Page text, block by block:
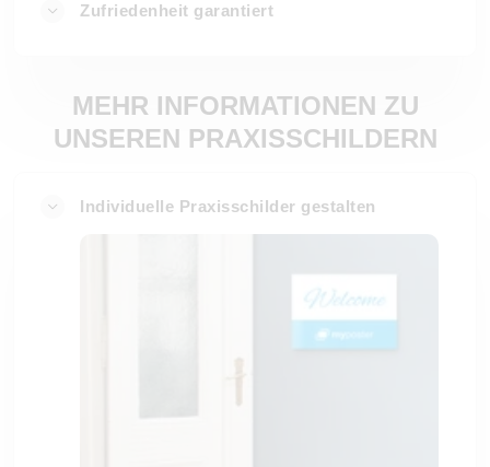
Zufriedenheit garantiert
MEHR INFORMATIONEN ZU
UNSEREN PRAXISSCHILDERN
Individuelle Praxisschilder gestalten